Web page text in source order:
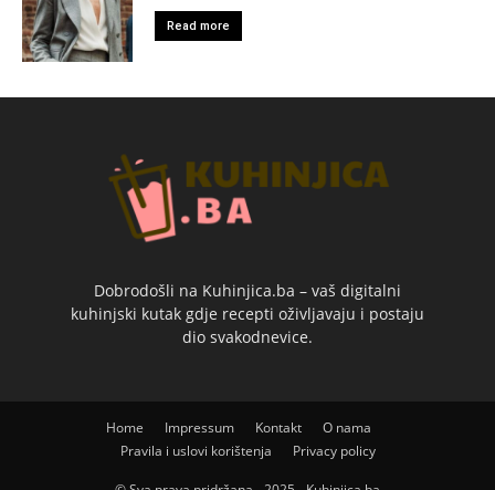
Read more
Dobrodošli na Kuhinjica.ba – vaš digitalni
kuhinjski kutak gdje recepti oživljavaju i postaju
dio svakodnevice.
Home Impressum Kontakt
O nama
Pravila i uslovi korištenja
Privacy policy